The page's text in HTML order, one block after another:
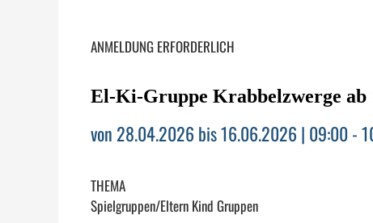
ANMELDUNG ERFORDERLICH
El-Ki-Gruppe Krabbelzwerge ab
von 28.04.2026 bis 16.06.2026 | 09:00 -
THEMA
Spielgruppen/Eltern Kind Gruppen